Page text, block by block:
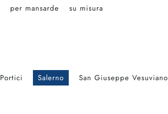
per mansarde su misura
Portici Salerno San Giuseppe Vesuviano